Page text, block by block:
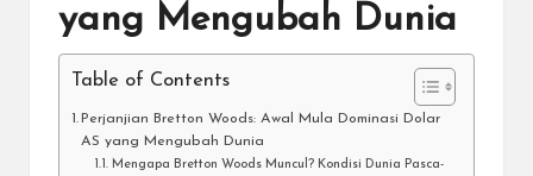
yang Mengubah Dunia
Table of Contents
Perjanjian Bretton Woods: Awal Mula Dominasi Dolar
AS yang Mengubah Dunia
Mengapa Bretton Woods Muncul? Kondisi Dunia Pasca-